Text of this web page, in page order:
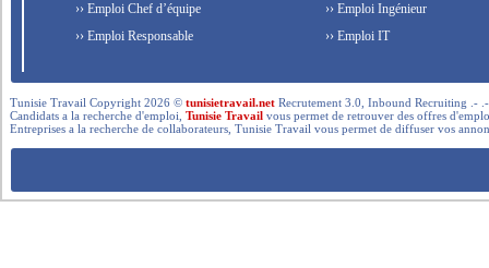
›› Emploi Chef d’équipe
›› Emploi Responsable
›› Emploi Ingénieur
›› Emploi IT
Tunisie Travail Copyright 2026 ©tunisietravail.net Recrutement 3.0, Inbound Recruiting .-
Candidats a la recherche d'emploi,Tunisie Travail vous permet de retrouver des offres
Entreprises a la recherche de collaborateurs, Tunisie Travail vous permet de diffuser vos